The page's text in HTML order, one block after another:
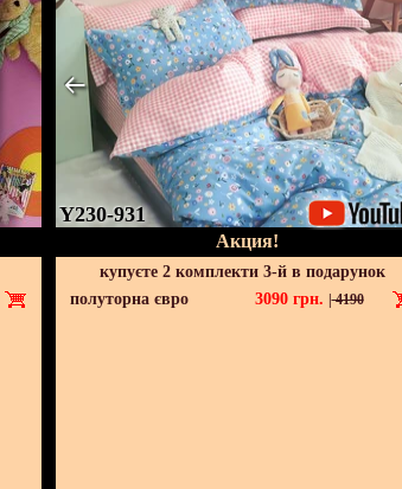
Y230-931
Акция!
купуєте 2 комплекти 3-й в подарунок
полуторна євро
3090 грн. |4190